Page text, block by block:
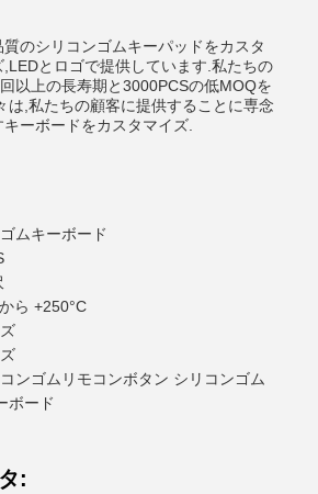
のシリコンゴムキーパッドをカスタ
とロゴで提供しています.私たちの
以上の長寿期と3000PCSの低MOQを
は,私たちの顧客に提供することに専念
ーボードをカスタマイズ.
ムキーボード
ら +250°C
ンゴムリモコンボタン シリコンゴム
ボード
: